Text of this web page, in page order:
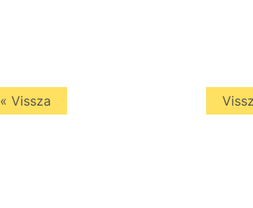
« Vissza